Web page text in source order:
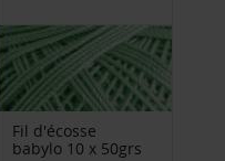
Fil d'écosse
babylo 10 x 50grs